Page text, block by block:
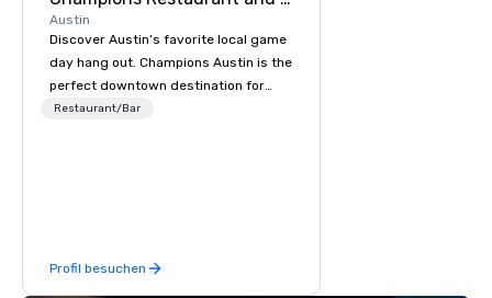
Austin
Discover Austin’s favorite local game
day hang out. Champions Austin is the
perfect downtown destination for
local craft beers and elevated, all-
Restaurant/Bar
Profil besuchen